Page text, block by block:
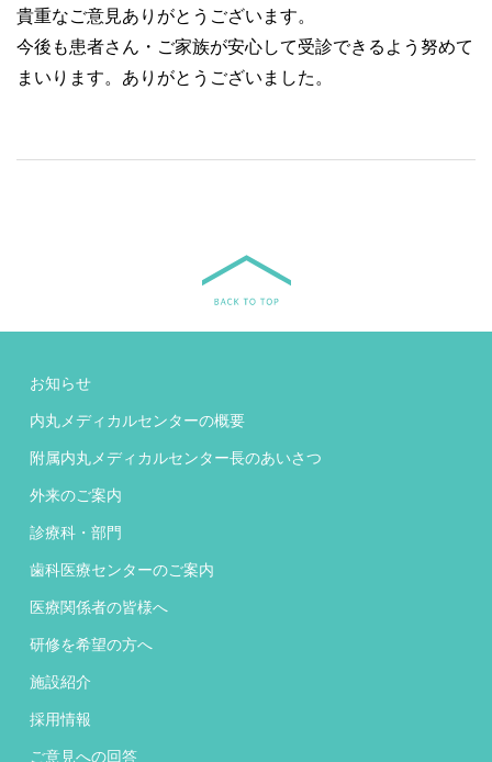
貴重なご意見ありがとうございます。
今後も患者さん・ご家族が安心して受診できるよう努めて
まいります。ありがとうございました。
お知らせ
内丸メディカルセンターの概要
附属内丸メディカルセンター長のあいさつ
外来のご案内
診療科・部門
歯科医療センターのご案内
医療関係者の皆様へ
研修を希望の方へ
施設紹介
採用情報
ご意見への回答